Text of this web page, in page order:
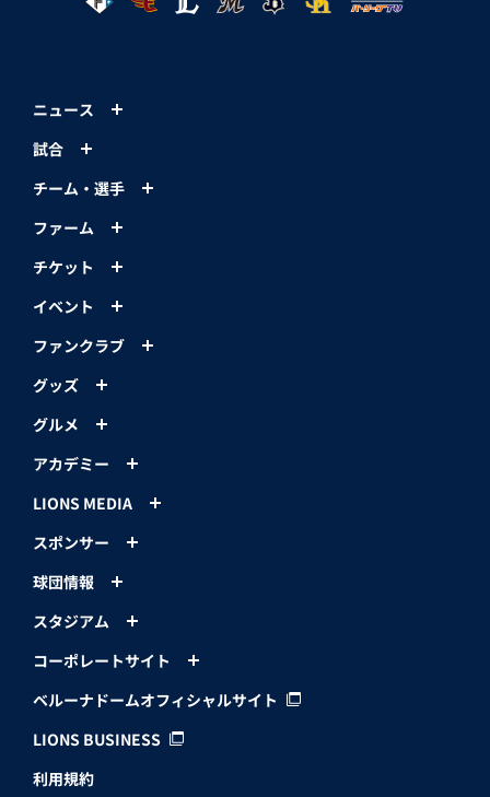
ニュース
試合
チーム・選手
ファーム
チケット
イベント
ファンクラブ
グッズ
グルメ
アカデミー
LIONS MEDIA
スポンサー
球団情報
スタジアム
コーポレートサイト
ベルーナドームオフィシャルサイト
LIONS BUSINESS
利用規約